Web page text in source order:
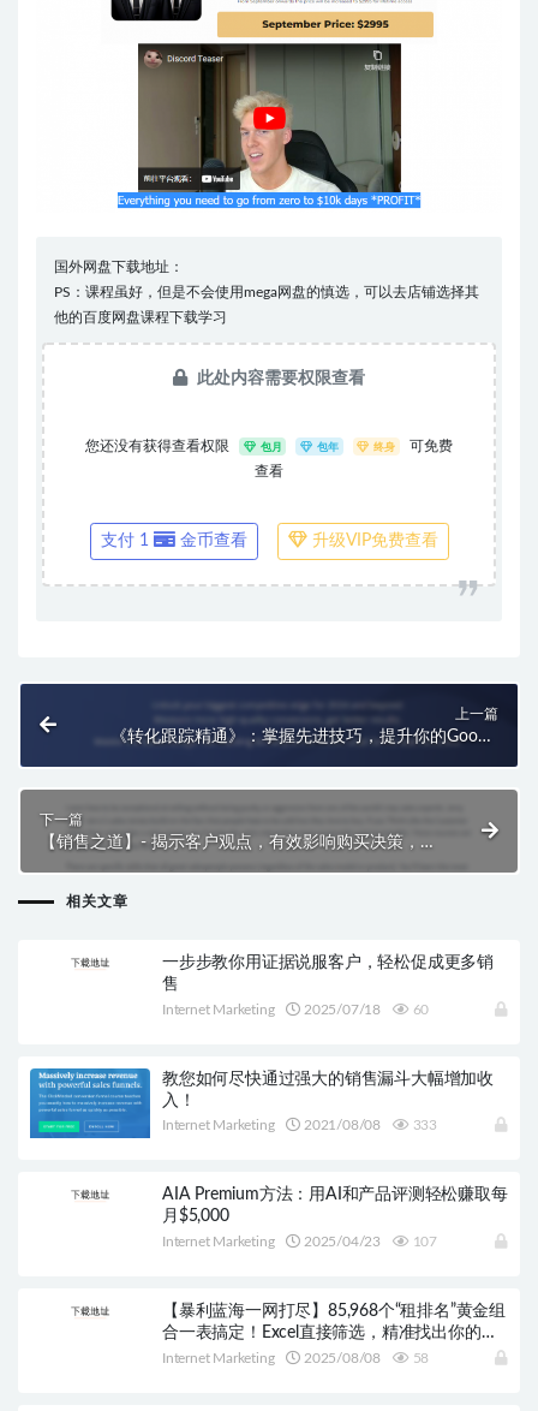
国外网盘下载地址：
PS：课程虽好，但是不会使用mega网盘的慎选，可以去店铺选择其
他的百度网盘课程下载学习
此处内容需要权限查看
您还没有获得查看权限 包月 包年 终身
可免费
查看
支付 1 金币查看 升级VIP免费查看
上一篇
《转化跟踪精通》：掌握先进技巧，提升你的Google
下一篇
【销售之道】- 揭示客户观点，有效影响购买决策，提
相关文章
一步步教你用证据说服客户，轻松促成更多销
售
Internet Marketing 2025/07/18 60
教您如何尽快通过强大的销售漏斗大幅增加收
入！
Internet Marketing 2021/08/08 333
AIA Premium方法：用AI和产品评测轻松赚取每
月$5,000
Internet Marketing 2025/04/23 107
【暴利蓝海一网打尽】85,968个“租排名”黄金组
合一表搞定！Excel直接筛选，精准找出你的稳
赚利基！
Internet Marketing 2025/08/08 58